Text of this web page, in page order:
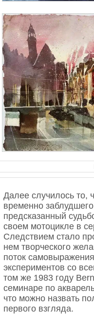
Далее случилось то,
временно
предсказанный
своем мотоцикле в
Следствием стало
нем творческого
поток
экспериментов со
том же 1983 году
семинаре по
что можно назвать
первого взгляда.